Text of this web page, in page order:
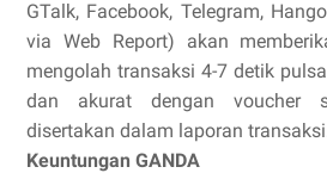
GTalk, Facebook, Telegram,
via Web Report) akan
mengolah transaksi 4-7 detik
dan akurat dengan voucher
disertakan dalam laporan
Keuntungan GANDA